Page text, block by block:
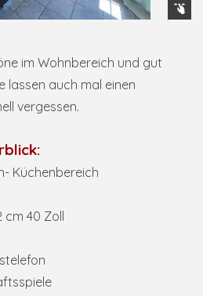
im Wohnbereich und gut
lassen auch mal einen
vergessen.
Küchenbereich
cm 40 Zoll